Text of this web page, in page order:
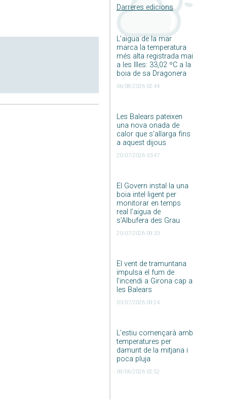
Darreres edicions
L’aigua de la mar
marca la temperatura
més alta registrada mai
a les Illes: 33,02 ºC a la
boia de sa Dragonera
06/08/2026 02:44
Les Balears pateixen
una nova onada de
calor que s’allarga fins
a aquest dijous
20/07/2026 03:47
El Govern instal·la una
boia intel·ligent per
monitorar en temps
real l’aigua de
s’Albufera des Grau
20/07/2026 09:33
El vent de tramuntana
impulsa el fum de
l’incendi a Girona cap a
les Balears
03/07/2026 09:24
L’estiu començarà amb
temperatures per
damunt de la mitjana i
poca pluja
09/06/2026 02:52